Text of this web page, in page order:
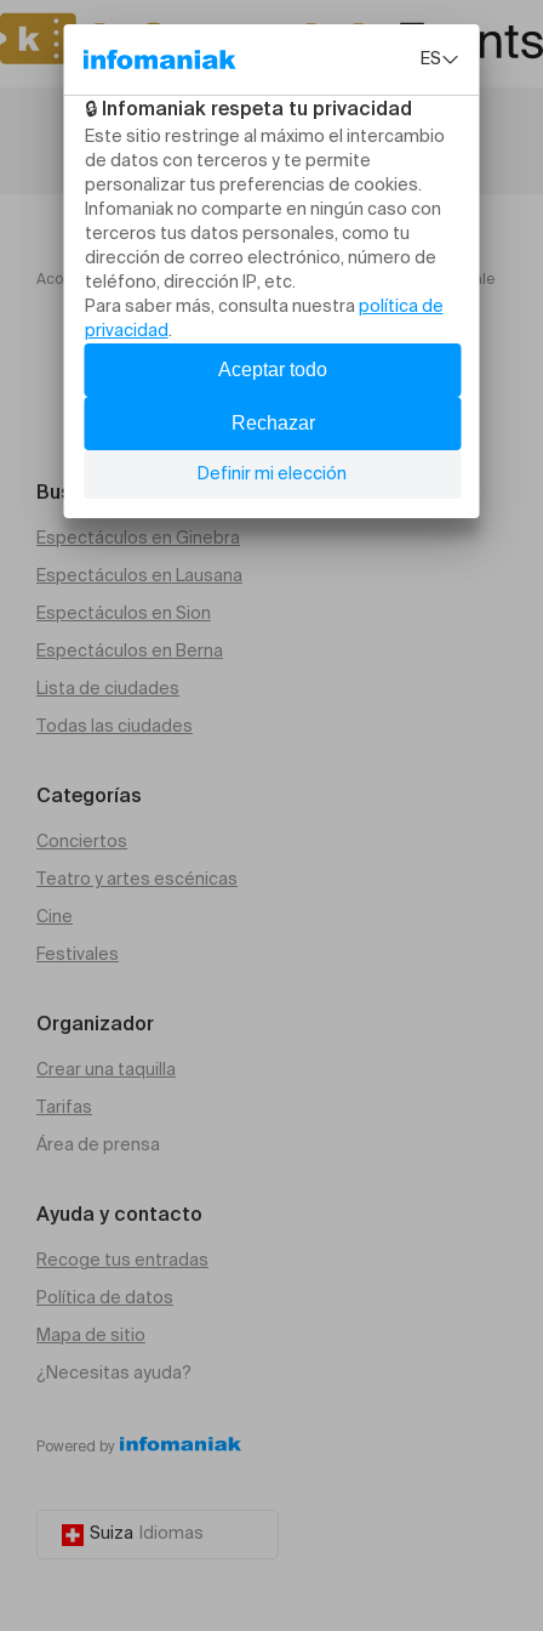
Acogida Teatro y artes escénicas L'expérience Théâtrale
Buscar un evento
Espectáculos en Ginebra
Espectáculos en Lausana
Espectáculos en Sion
Espectáculos en Berna
Lista de ciudades
Todas las ciudades
Categorías
Conciertos
Teatro y artes escénicas
Cine
Festivales
Organizador
Crear una taquilla
Tarifas
Área de prensa
Ayuda y contacto
Recoge tus entradas
Política de datos
Mapa de sitio
¿Necesitas ayuda?
Powered by
Suiza Idiomas